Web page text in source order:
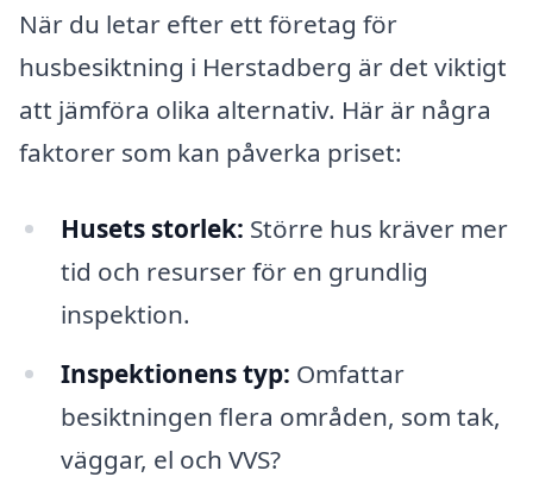
När du letar efter ett företag för
husbesiktning i Herstadberg är det viktigt
att jämföra olika alternativ. Här är några
faktorer som kan påverka priset:
Husets storlek: Större hus kräver mer
tid och resurser för en grundlig
inspektion.
Inspektionens typ: Omfattar
besiktningen flera områden, som tak,
väggar, el och VVS?